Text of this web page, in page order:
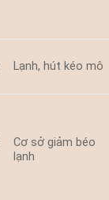
Lạnh, hút kéo mô
Cơ sở giảm béo
lạnh